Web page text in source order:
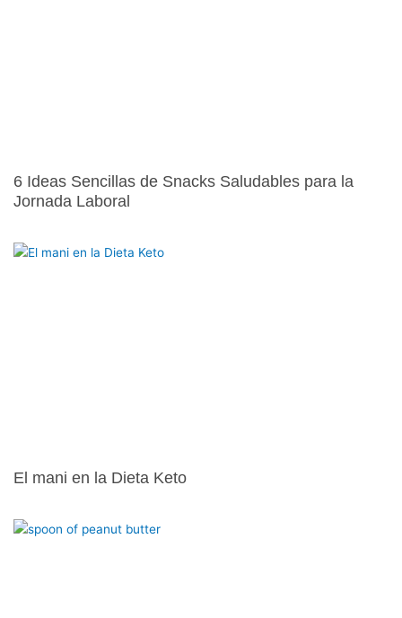
6 Ideas Sencillas de Snacks Saludables para la
Jornada Laboral
El mani en la Dieta Keto